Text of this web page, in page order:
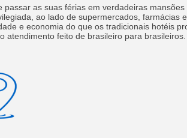
passar as suas férias em verdadeiras
ao lado de supermercados, farmácias
e economia do que os tradicionais hotéis
atendimento feito de brasileiro para brasileiros.